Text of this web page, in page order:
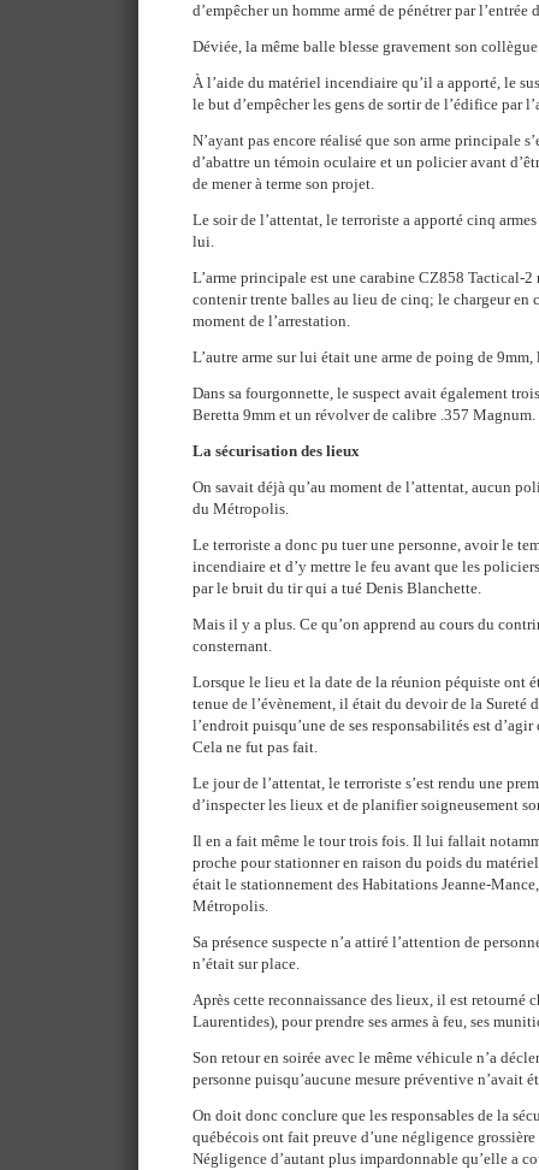
d’empêcher un homme armé de pénétrer par l’entrée
Déviée, la même balle blesse gravement son
À l’aide du matériel incendiaire qu’il a apporté, le
le but d’empêcher les gens de sortir de l’édifice par
N’ayant pas encore réalisé que son arme principale
d’abattre un témoin oculaire et un policier avant
de mener à terme son projet.
Le soir de l’attentat, le terroriste a apporté cinq
lui.
L’arme principale est une carabine CZ858 Tactical-
contenir trente balles au lieu de cinq; le chargeur en
moment de l’arrestation.
L’autre arme sur lui était une arme de poing de
Dans sa fourgonnette, le suspect avait également
Beretta 9mm et un révolver de calibre .357 Magnum.
La sécurisation des lieux
On savait déjà qu’au moment de l’attentat, aucun
du Métropolis.
Le terroriste a donc pu tuer une personne, avoir le
incendiaire et d’y mettre le feu avant que les
par le bruit du tir qui a tué Denis Blanchette.
Mais il y a plus. Ce qu’on apprend au cours du
consternant.
Lorsque le lieu et la date de la réunion péquiste ont
tenue de l’évènement, il était du devoir de la Sureté
l’endroit puisqu’une de ses responsabilités est
Cela ne fut pas fait.
Le jour de l’attentat, le terroriste s’est rendu une
d’inspecter les lieux et de planifier soigneusement
Il en a fait même le tour trois fois. Il lui fallait
proche pour stationner en raison du poids du
était le stationnement des Habitations Jeanne-
Métropolis.
Sa présence suspecte n’a attiré l’attention de
n’était sur place.
Après cette reconnaissance des lieux, il est retourné
Laurentides), pour prendre ses armes à feu, ses
Son retour en soirée avec le même véhicule n’a
personne puisqu’aucune mesure préventive n’avait
On doit donc conclure que les responsables de la
québécois ont fait preuve d’une négligence
Négligence d’autant plus impardonnable qu’elle a